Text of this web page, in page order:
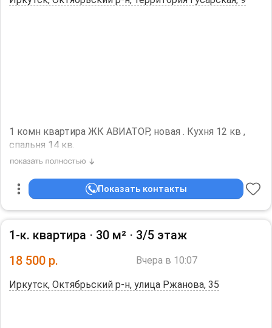
квартире запрещено ?
1 комн квартира ЖК АВИАТОР, новая . Кухня 12 кв ,
спальня 14 кв.
Мебель, техника, много мест хранения.
Все коммунальные платежи и интернет входят в
стоимость аренды. Собственник.
Показать контакты
1-к. квартира ⋅ 30 м² ⋅ 3/5 этаж
18 500 р. Вчера в 10:07
Иркутск, Октябрьский р-н, улица Ржанова, 35